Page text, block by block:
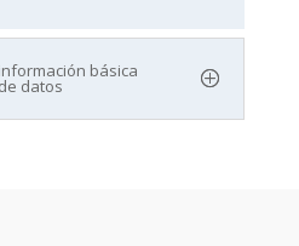
básica
datos